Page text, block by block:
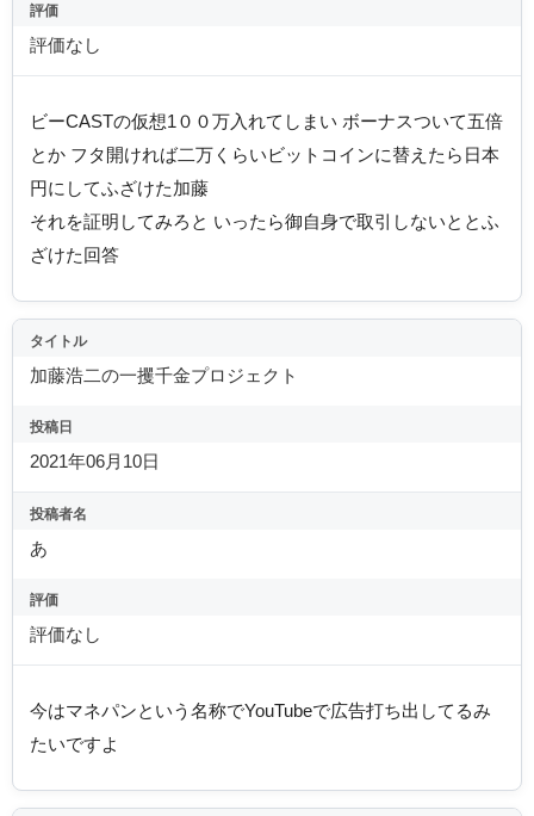
評価
評価なし
ビーCASTの仮想1００万入れてしまい ボーナスついて五倍
とか フタ開ければ二万くらいビットコインに替えたら日本
円にしてふざけた加藤
それを証明してみろと いったら御自身で取引しないととふ
ざけた回答
タイトル
加藤浩二の一攫千金プロジェクト
投稿日
2021年06月10日
投稿者名
あ
評価
評価なし
今はマネパンという名称でYouTubeで広告打ち出してるみ
たいですよ